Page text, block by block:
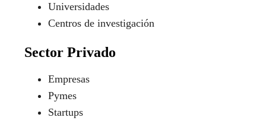
Universidades
Centros de investigación
Sector Privado
Empresas
Pymes
Startups